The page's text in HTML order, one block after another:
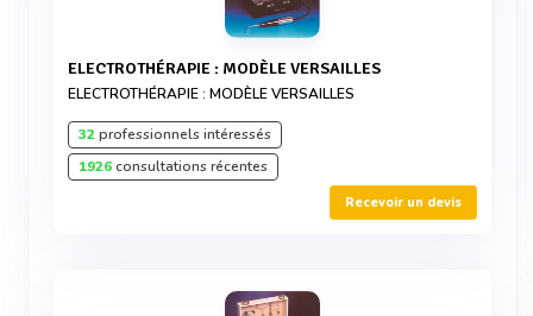
ELECTROTHÉRAPIE : MODÈLE VERSAILLES
ELECTROTHÉRAPIE : MODÈLE VERSAILLES
32professionnels intéressés
1926consultations récentes
Recevoir un devis